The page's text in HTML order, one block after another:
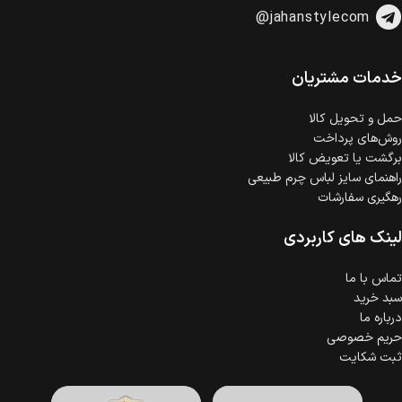
@jahanstylecom
خدمات مشتریان
حمل‌ و تحویل کالا
روش‌های پرداخت
برگشت یا تعویض کالا
راهنمای سایز لباس چرم طبیعی
رهگیری سفارشات
لینک های کاربردی
تماس با ما
سبد خرید
درباره ما
حریم خصوصی
ثبت شکایت